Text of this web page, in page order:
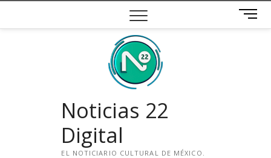
contenido
B
o
Noticias 22
Digital
EL NOTICIARIO CULTURAL DE MÉXICO.